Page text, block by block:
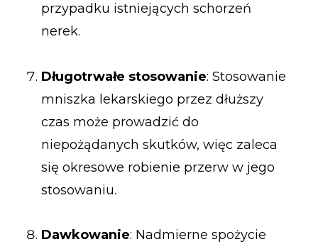
przypadku istniejących schorzeń
nerek.
Długotrwałe stosowanie: Stosowanie
mniszka lekarskiego przez dłuższy
czas może prowadzić do
niepożądanych skutków, więc zaleca
się okresowe robienie przerw w jego
stosowaniu.
Dawkowanie: Nadmierne spożycie